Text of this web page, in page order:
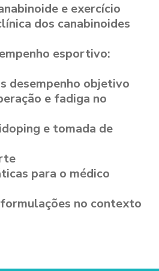
e exercício
dos canabinoides
esportivo:
desempenho objetivo
e fadiga no
e tomada de
para o médico
no contexto